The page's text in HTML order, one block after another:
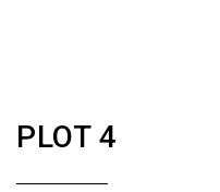
PLOT 4